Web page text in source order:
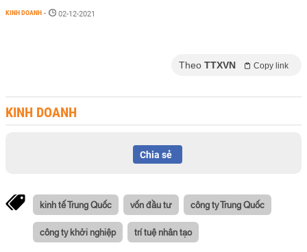
KINH DOANH - 02-12-2021
Theo TTXVN Copy link
KINH DOANH
Chia sẻ
kinh tế Trung Quốc vốn đầu tư công ty Trung Quốc
công ty khởi nghiệp trí tuệ nhân tạo